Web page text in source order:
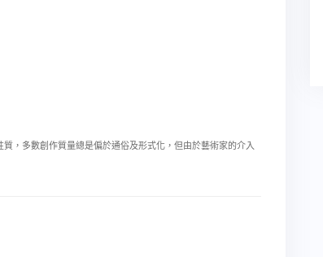
，多數創作質量總是偏於通俗及形式化，但由於藝術家的介入